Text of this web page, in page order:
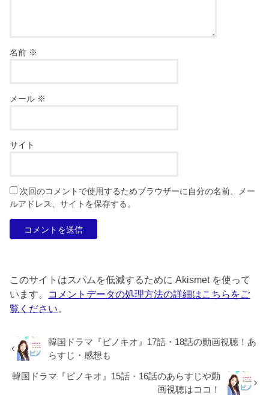
名前 ※
メール ※
サイト
次回のコメントで使用するためブラウザーに自分の名前、メー
ルアドレス、サイトを保存する。
このサイトはスパムを低減するために Akismet を使って
います。 コメントデータの処理方法の詳細はこちらをご
覧ください。
韓国ドラマ『ピノキオ』17話・18話の動画視聴！あ
らすじ・感想も
韓国ドラマ『ピノキオ』15話・16話のあらすじや動
画視聴はココ！